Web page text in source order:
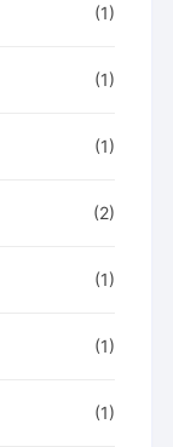
(1)
(1)
(1)
(2)
(1)
(1)
(1)